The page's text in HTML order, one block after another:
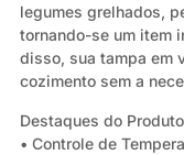
legumes grelhados,
tornando-se um item
disso, sua tampa em
cozimento sem a
Destaques do Produto
• Controle de